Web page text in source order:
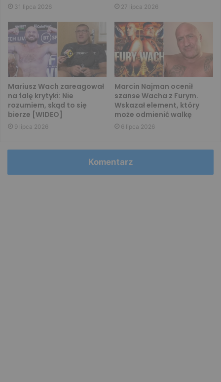
31 lipca 2026 27 lipca 2026
Mariusz Wach zareagował
na falę krytyki: Nie
rozumiem, skąd to się
bierze [WIDEO]
9 lipca 2026
Marcin Najman ocenił
szanse Wacha z Furym.
Wskazał element, który
może odmienić walkę
6 lipca 2026
Komentarz